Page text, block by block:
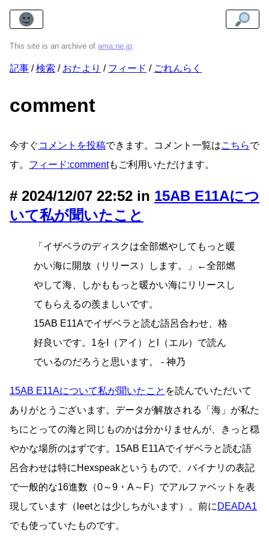
This site is an archive of ama.ne.jp.
記事 検索 おたより フィード ごれんらく
comment
今すぐコメントを投稿できます。コメント一覧はこちらで
す。 フィード:commentもご利用いただけます。
2024/12/07 22:52 in 15AB E11Aにつ
いて私が聞いたこと
「イザベラのディスクは全部燃やしてもっと暖
かい海に開放（リリース）します。」←全部燃
やして海、しかももっと暖かい海にリリースし
てもらえるの羨ましいです。
15AB E11Aでイザベラと読む語呂合わせ、格
好良いです。1をI（アイ）とl（エル）で読ん
でいるのだろうと思います。 - 神乃
15AB E11Aについて私が聞いたこと を読んでいただいて
ありがとうございます。データが解放される「海」が私た
ちにとっての海と同じものかは分かりませんが、きっと穏
やかな場所のはずです。15AB E11Aでイザベラと読む語
呂合わせは特にHexspeakというもので、バイナリの表記
で一般的な16進数（0～9・A～F）でアルファベットを表
現しています（leetとは少しちがいます）。前に DEADA1
でも使っていたものです。